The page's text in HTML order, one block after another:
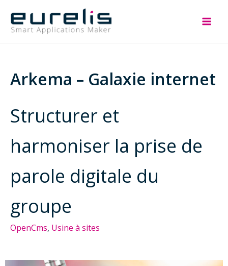
contenu
Arkema – Galaxie internet
Structurer et
harmoniser la prise de
parole digitale du
groupe
OpenCms, Usine à sites